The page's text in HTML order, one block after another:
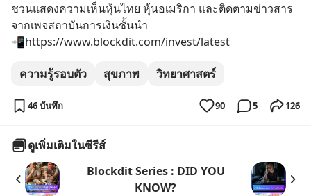
ชวนแสดงความเห็นหุ้นไทย หุ้นอเมริกา และติดตามข่าวสาร
จากเพจสถาบันการเงินชั้นนำ
📲https://www.blockdit.com/invest/latest
ความรู้รอบตัว สุขภาพ วิทยาศาสตร์
46 บันทึก 90 5 126
ดูเพิ่มเติมในซีรีส์
Blockdit Series : DID YOU
KNOW?